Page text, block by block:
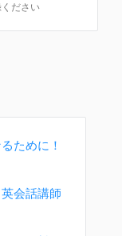
ださい
ために！
会話講師